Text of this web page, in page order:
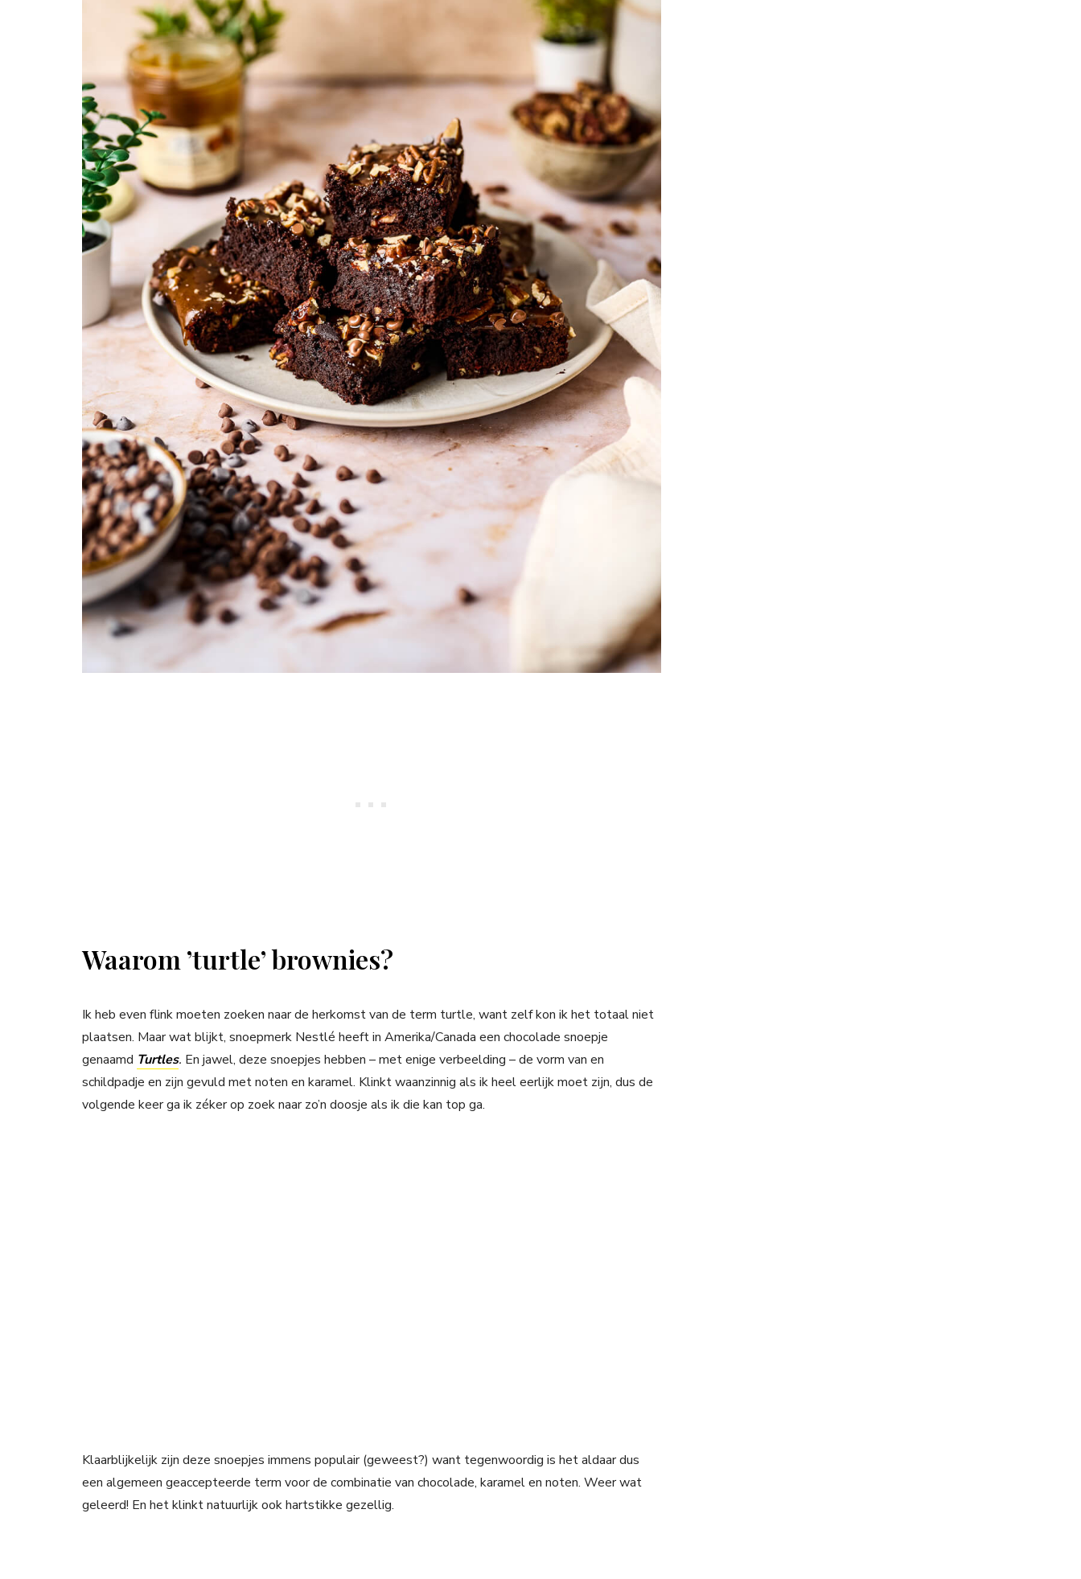
Waarom ’turtle’ brownies?
Ik heb even flink moeten zoeken naar de herkomst van de term turtle, want zelf kon ik het totaal niet
plaatsen. Maar wat blijkt, snoepmerk Nestlé heeft in Amerika/Canada een chocolade snoepje
genaamd Turtles. En jawel, deze snoepjes hebben – met enige verbeelding – de vorm van en
schildpadje en zijn gevuld met noten en karamel. Klinkt waanzinnig als ik heel eerlijk moet zijn, dus de
volgende keer ga ik zéker op zoek naar zo’n doosje als ik die kan top ga.
Klaarblijkelijk zijn deze snoepjes immens populair (geweest?) want tegenwoordig is het aldaar dus
een algemeen geaccepteerde term voor de combinatie van chocolade, karamel en noten. Weer wat
geleerd! En het klinkt natuurlijk ook hartstikke gezellig.